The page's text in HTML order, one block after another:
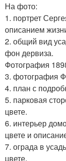
На фото:
1. портрет
описанием
2. общий вид
фон дервиза.
Фотография
3. фотография
4. план с
5. парковая
цвете.
6. интерьер
цвете и
7. ограда в
цвете.